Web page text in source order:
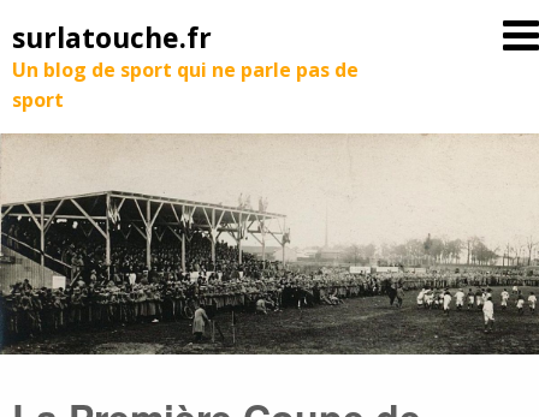
surlatouche.fr
Un blog de sport qui ne parle pas de
sport